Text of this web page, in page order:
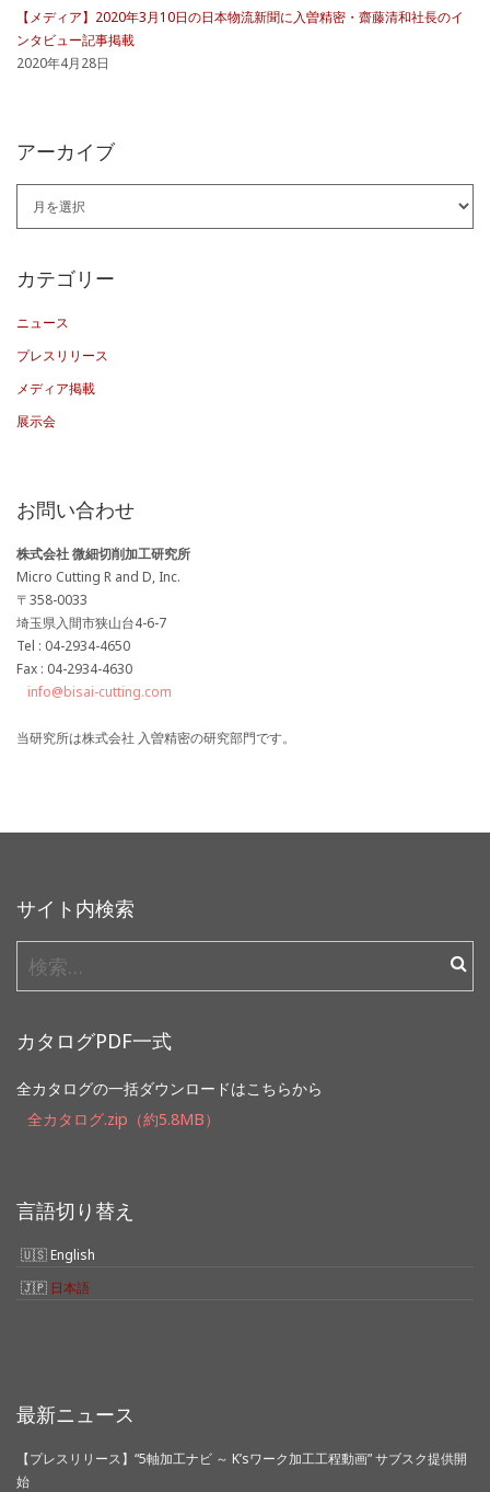
【メディア】2020年3月10日の日本物流新聞に入曽精密・齋藤清和社長のイ
ンタビュー記事掲載
2020年4月28日
アーカイブ
ー
カ
カテゴリー
ニュース
プレスリリース
メディア掲載
展示会
お問い合わせ
株式会社 微細切削加工研究所
Micro Cutting R and D, Inc.
〒358-0033
埼玉県入間市狭山台4-6-7
Tel : 04-2934-4650
Fax : 04-2934-4630
info@bisai-cutting.com
当研究所は株式会社 入曽精密の研究部門です。
サイト内検索
検
索:
カタログPDF一式
全カタログの一括ダウンロードはこちらから
全カタログ.zip（約5.8MB）
言語切り替え
English
日本語
最新ニュース
【プレスリリース】“5軸加工ナビ ～ K’sワーク加工工程動画” サブスク提供開
始